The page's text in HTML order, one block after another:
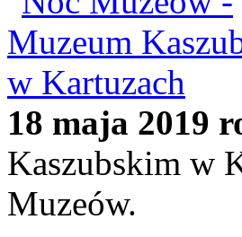
18 maja 2019
Kaszubskim w
Muzeów.